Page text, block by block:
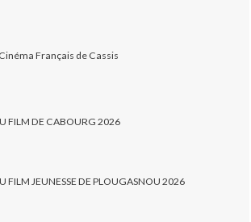
Français de Cassis
FILM DE CABOURG 2026
FILM JEUNESSE DE PLOUGASNOU 2026